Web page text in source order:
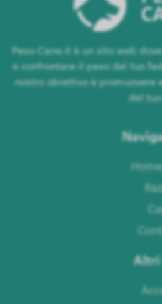
Peso-Cane.it è un sito web
e confrontare il peso del tuo
nostro obiettivo è promuovere
del tuo
Altri